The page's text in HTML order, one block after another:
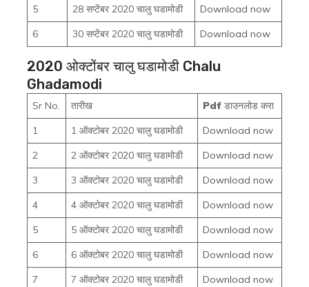
5
28 सप्टेंबर 2020 चालु घडामोडी
Download now
6
30 सप्टेंबर 2020 चालु घडामोडी Download now
2020 ओक्टोंबर चालु घडामोडी Chalu
Ghadamodi
Sr No. तारीख Pdfडाउनलोड करा
1
1 ऑक्टोबर 2020 चालु घडामोडी
Download now
2
2 ऑक्टोबर 2020 चालु घडामोडी
Download now
3
3 ऑक्टोबर 2020 चालु घडामोडी
Download now
4
4 ऑक्टोबर 2020 चालु घडामोडी
Download now
5
5 ऑक्टोबर 2020 चालु घडामोडी
Download now
6
6 ऑक्टोबर 2020 चालु घडामोडी
Download now
7
7 ऑक्टोबर 2020 चालु घडामोडी
Download now